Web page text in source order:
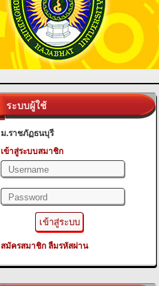
ระบบผู้ใช้
ม.ราชภัฏธนบุรี
เข้าสู่ระบบสมาชิก
สมัครสมาชิก ลืมรหัสผ่าน